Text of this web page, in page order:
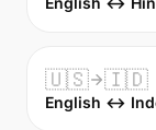
🇺🇸 🇮🇩
English ↔